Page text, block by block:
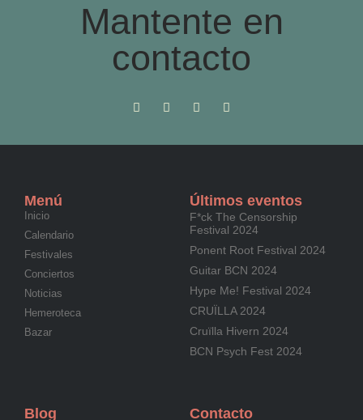
Mantente en
contacto
Menú
Inicio
Calendario
Festivales
Conciertos
Noticias
Hemeroteca
Bazar
Últimos eventos
F*ck The Censorship
Festival 2024
Ponent Root Festival 2024
Guitar BCN 2024
Hype Me! Festival 2024
CRUÏLLA 2024
Cruïlla Hivern 2024
BCN Psych Fest 2024
Blog Contacto